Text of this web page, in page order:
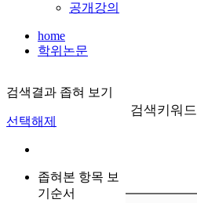
공개강의
home
학위논문
검색결과 좁혀 보기
선택해제
좁혀본 항목 보
기순서
검색키워드